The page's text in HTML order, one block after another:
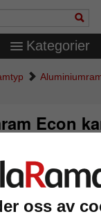
oss av
Kategorier
Econ